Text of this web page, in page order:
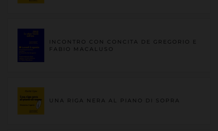
INCONTRO CON CONCITA DE GREGORIO E
FABIO MACALUSO
UNA RIGA NERA AL PIANO DI SOPRA